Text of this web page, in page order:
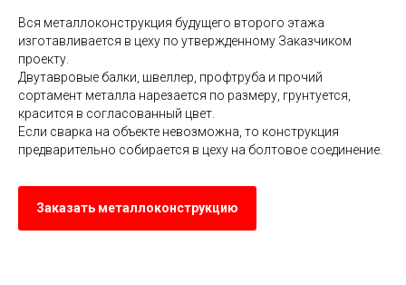
Вся металлоконструкция будущего второго этажа
изготавливается в цеху по утвержденному Заказчиком
проекту.
Двутавровые балки, швеллер, профтруба и прочий
сортамент металла нарезается по размеру, грунтуется,
красится в согласованный цвет.
Если сварка на объекте невозможна, то конструкция
предварительно собирается в цеху на болтовое соединение.
Заказать металлоконструкцию